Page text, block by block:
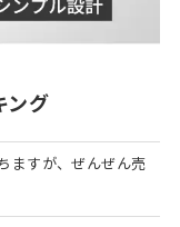
ング
ますが、ぜんぜん売